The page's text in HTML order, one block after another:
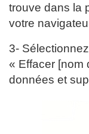
trouve dans la
votre
3-
« Effacer [nom
données et